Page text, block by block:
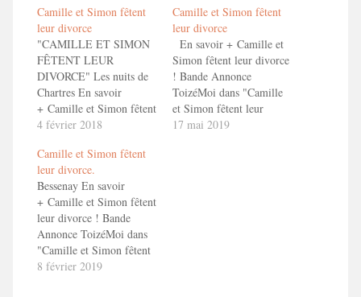
Camille et Simon fêtent
leur divorce
"CAMILLE ET SIMON
FÊTENT LEUR
DIVORCE" Les nuits de
Chartres En savoir
+ Camille et Simon fêtent
leur divorce ! Bande
"Camille et Simon fêtent
leur divorce"
4 février 2018
Camille et Simon fêtent
leur divorce
En savoir + Camille et
Simon fêtent leur divorce
! Bande Annonce
ToizéMoi dans "Camille
et Simon fêtent leur
divorce"
17 mai 2019
Camille et Simon fêtent
leur divorce.
Bessenay En savoir
+ Camille et Simon fêtent
leur divorce ! Bande
Annonce ToizéMoi dans
"Camille et Simon fêtent
leur divorce"
8 février 2019